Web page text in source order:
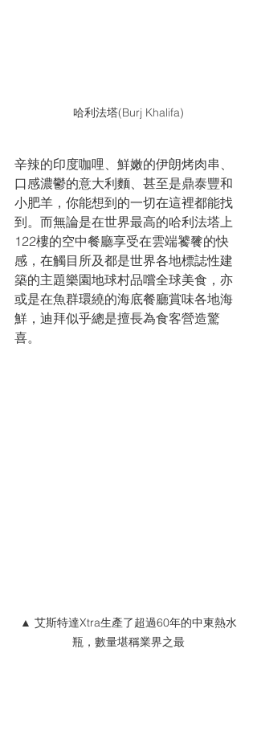
哈利法塔(Burj Khalifa)
辛辣的印度咖哩、鮮嫩的伊朗烤肉串、
口感濃鬱的意大利麵、甚至是鼎泰豐和
小肥羊，你能想到的一切在這裡都能找
到。而無論是在世界最高的哈利法塔上
122樓的空中餐廳享受在雲端饕餮的快
感，在觸目所及都是世界各地標誌性建
築的主題樂園地球村品嚐全球美食，亦
或是在魚群環繞的海底餐廳賞味各地海
鮮，迪拜似乎總是擅長為食客營造驚
喜。
▲ 艾斯特達Xtra生產了超過60年的中東熱水
瓶，數量堪稱業界之最